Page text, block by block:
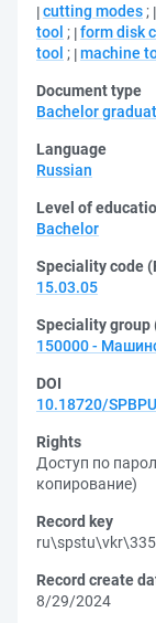
cutting modes ;
tool ; form disk
tool ; machine
Document type
Bachelor
Language
Russian
Level of
Bachelor
Speciality code
15.03.05
Speciality group
150000 -
DOI
10.18720/
Rights
Доступ по
копирование)
Record key
Record create
8/29/2024